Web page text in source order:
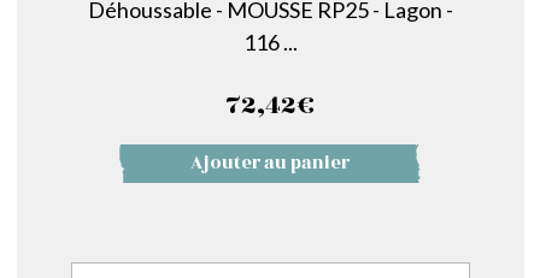
Déhoussable - MOUSSE RP25 - Lagon -
116 ...
72,42€
Ajouter au panier